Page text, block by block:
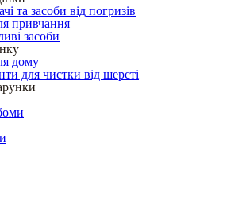
та засоби від погризів
привчання
засоби
дому
для чистки від шерсті